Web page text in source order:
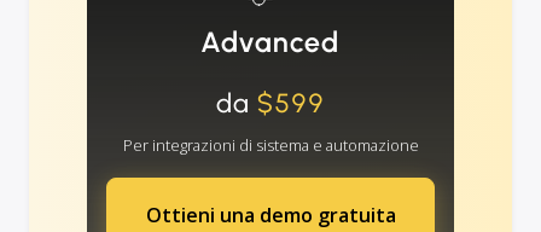
Advanced
da$599
Per integrazioni di sistema e automazione
Ottieni una demo gratuita